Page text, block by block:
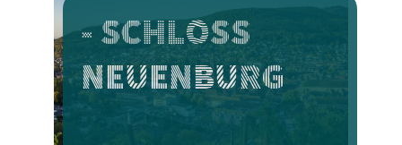
- SCHLOSS
NEUENBURG